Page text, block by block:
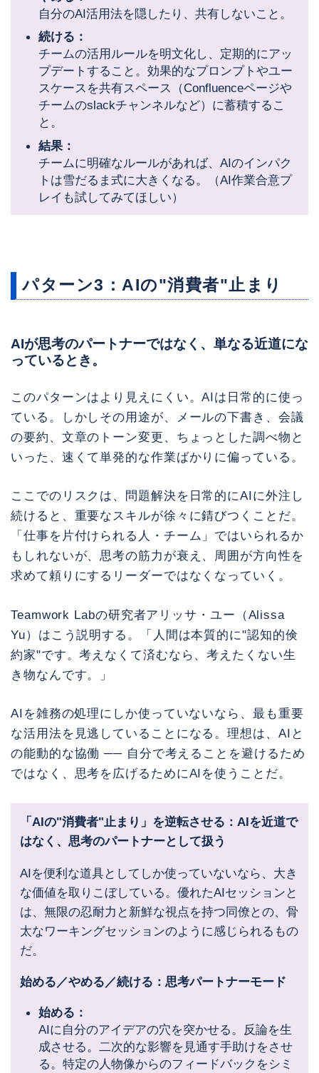
自分のAI活用法を隠したり、共有しないこと。
続ける：
チームの活用ルールを明文化し、定期的にアッ
プデートすること。効果的なプロンプトやユー
スケースを共有スペース（Confluenceページや
チームのslackチャンネルなど）に蓄積するこ
と。
結果：
チームに明確なルールがあれば、AIのインパク
トは雪だるま式に大きくなる。（AI作業合意プ
レイも試してみてほしい）
パターン3：AIの"消費者"止まり
AIが思考のパートナーではなく、単なる近道にな
っているとき。
このパターンはより見えにくい。AIは日常的に使っ
ている。しかしその用途が、メールの下書き、会議
の要約、文章のトーン変更、ちょっとした調べ物と
いった、速くて単発的な作業ばかりに偏っている。
ここでのリスクは、問題解決を日常的にAIに外注し
続けると、重要なスキルが徐々に錆びつくことだ。
「仕事を片付けられる人・チーム」ではいられるか
もしれないが、思考の筋力が衰え、周囲が方向性を
求めて頼りにするリーダーではなくなっていく。
Teamwork Labの研究者アリッサ・ユー（Alissa
Yu）はこう説明する。「人間は本質的に"認知的倹
約家"です。考えなくて済むなら、考えたくない生
き物なんです。」
AIを雑務の処理にしか使っていないなら、最も重要
な活用法を見逃していることになる。理想は、AIと
の能動的な協働 ── 自分で考えることを避けるため
ではなく、思考を広げるためにAIを使うことだ。
「AIの"消費者"止まり」を逆転させる：AIを近道で
はなく、思考のパートナーとして扱う
AIを便利な道具としてしか使っていないなら、大き
な価値を取りこぼしている。優れたAIセッションと
は、無限の忍耐力と新鮮な視点を持つ同僚との、骨
太なワーキングセッションのように感じられるもの
だ。
始める／やめる／続ける：思考パートナーモード
始める：
AIに自分のアイデアの穴を突かせる。反論を生
成させる。二次的な影響を見通す手助けをさせ
る。特定の人物像からのフィードバックをシミ